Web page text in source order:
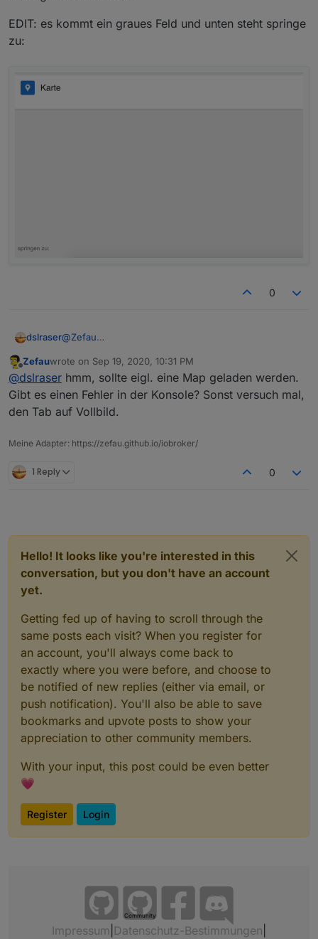
EDIT: es kommt ein graues Feld und unten steht springe
zu:
0
dslraser@Zefau
wichtiges zu beachten ?
EDIT: es kommt ein graues Feld und unten steht
springe zu:
Offline
Zefauwrote on Sep 19, 2020, 10:31 PM
last edited by
@dslraser hmm, sollte eigl. eine Map geladen werden.
Gibt es einen Fehler in der Konsole? Sonst versuch mal,
den Tab auf Vollbild.
Meine Adapter: https://zefau.github.io/iobroker/
1 Reply 0
Hello! It looks like you're interested in this
conversation, but you don't have an account
yet.
Getting fed up of having to scroll through the
same posts each visit? When you register for
an account, you'll always come back to
exactly where you were before, and choose to
be notified of new replies (either via email, or
push notification). You'll also be able to save
bookmarks and upvote posts to show your
appreciation to other community members.
With your input, this post could be even better
💗
Register Login
Community
Impressum Datenschutz-Bestimmungen